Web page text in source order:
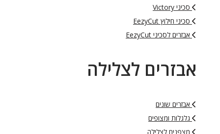
סכיני Victory
סכיני חילוץ EezyCut
אבזרים לסכיני EezyCut
אבזרים לצלילה
אבזרים שונים
גלגלות ומצופים
מצפנים לצלילה